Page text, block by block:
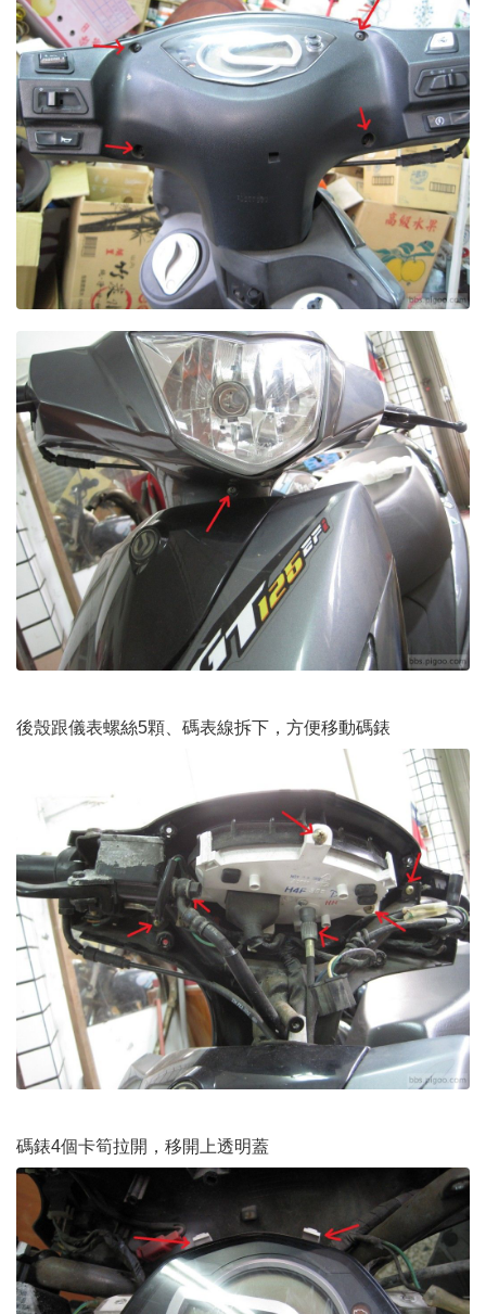
後殼跟儀表螺絲5顆、碼表線拆下，方便移動碼錶
碼錶4個卡筍拉開，移開上透明蓋